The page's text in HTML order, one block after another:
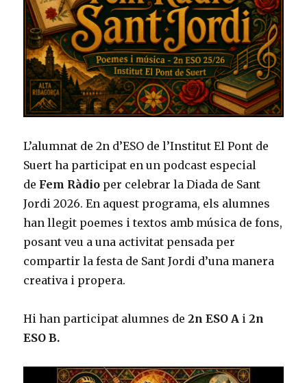
L’alumnat de 2n d’ESO de l’Institut El Pont de
Suert ha participat en un podcast especial
de Fem Ràdio per celebrar la Diada de Sant
Jordi 2026. En aquest programa, els alumnes
han llegit poemes i textos amb música de fons,
posant veu a una activitat pensada per
compartir la festa de Sant Jordi d’una manera
creativa i propera.
Hi han participat alumnes de2n ESO A i2n
ESO B.